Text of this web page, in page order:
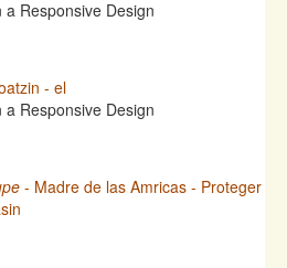
- el
- Madre de las Amricas - Proteger